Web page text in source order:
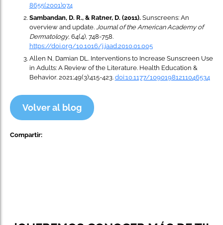
8655(2001)074
Sambandan, D. R., & Ratner, D. (2011).Sunscreens: An
overview and update. Journal of the American Academy of
Dermatology, 64(4), 748-758.
https://doi.org/10.1016/j.jaad.2010.01.005
Allen N, Damian DL. Interventions to Increase Sunscreen Use
in Adults: A Review of the Literature. Health Education &
Behavior. 2021;49(3):415-423. doi:10.1177/10901981211046534
Compartir:
Volver al blog